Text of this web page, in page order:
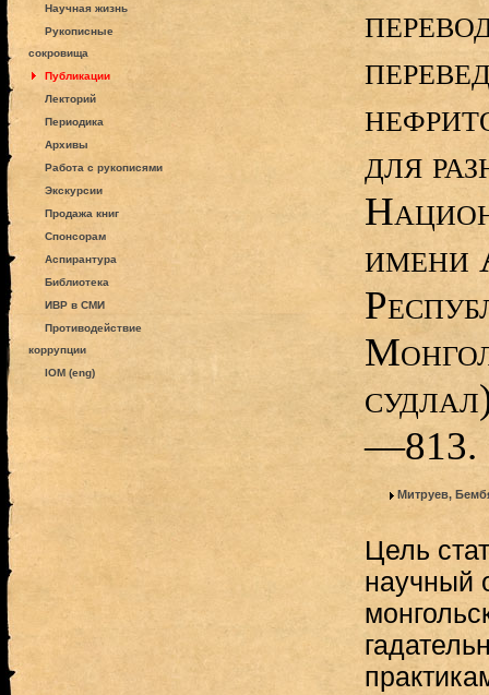
Научная жизнь
Рукописные
сокровища
Публикации
Лекторий
Периодика
Архивы
Работа с рукописями
Экскурсии
Продажа книг
Спонсорам
Аспирантура
Библиотека
ИВР в СМИ
Противодействие
коррупции
IOM (eng)
для
имени
—813.
Митруев,
Цель
научный